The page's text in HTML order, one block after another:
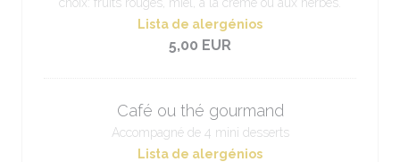
Lista de alergénios
5,00 EUR
Café ou thé gourmand
Accompagné de 4 mini desserts
Lista de alergénios